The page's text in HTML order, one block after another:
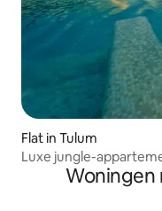
Flat in Tulum
Luxe jungle-
fitnessruimte